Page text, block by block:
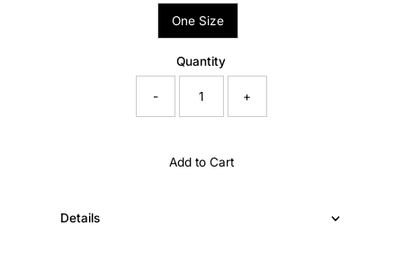
One Size
Quantity
- +
Add to Cart
Details